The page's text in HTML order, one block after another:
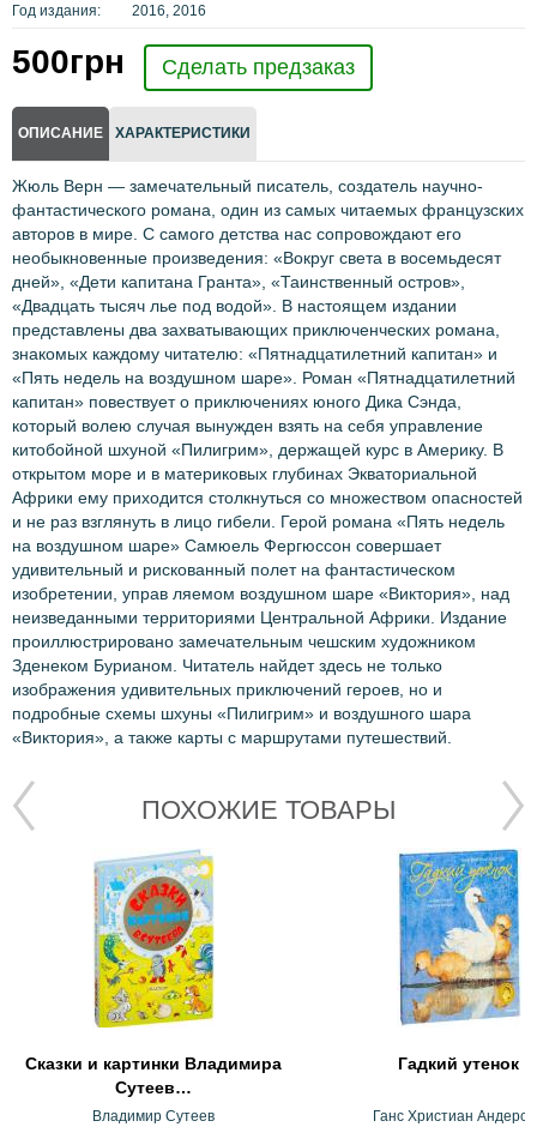
Год издания:
2016, 2016
500грн Сделать предзаказ
ОПИСАНИЕ ХАРАКТЕРИСТИКИ
Жюль Верн — замечательный писатель, создатель научно-
фантастического романа, один из самых читаемых французских
авторов в мире. С самого детства нас сопровождают его
необыкновенные произведения: «Вокруг света в восемьдесят
дней», «Дети капитана Гранта», «Таинственный остров»,
«Двадцать тысяч лье под водой». В настоящем издании
представлены два захватывающих приключенческих романа,
знакомых каждому читателю: «Пятнадцатилетний капитан» и
«Пять недель на воздушном шаре». Роман «Пятнадцатилетний
капитан» повествует о приключениях юного Дика Сэнда,
который волею случая вынужден взять на себя управление
китобойной шхуной «Пилигрим», держащей курс в Америку. В
открытом море и в материковых глубинах Экваториальной
Африки ему приходится столкнуться со множеством опасностей
и не раз взглянуть в лицо гибели. Герой романа «Пять недель
на воздушном шаре» Самюель Фергюссон совершает
удивительный и рискованный полет на фантастическом
изобретении, управ ляемом воздушном шаре «Виктория», над
неизведанными территориями Центральной Африки. Издание
проиллюстрировано замечательным чешским художником
Зденеком Бурианом. Читатель найдет здесь не только
изображения удивительных приключений героев, но и
подробные схемы шхуны «Пилигрим» и воздушного шара
«Виктория», а также карты с маршрутами путешествий.
ПОХОЖИЕ ТОВАРЫ
Сказки и картинки Владимира
Сутеев…
Владимир Сутеев
Гадкий утенок
Ганс Христиан